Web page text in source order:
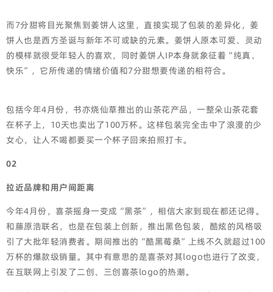
而7分甜将目光聚焦到姜饼人这里，直接实现了包装的差异化，姜
饼人也是西方圣诞与新年不可或缺的元素。姜饼人原本可爱、灵动
的模样就很受年轻人的喜欢，同时姜饼人IP本身就象征着“纯真、
快乐”，它所传递的情绪价值和7分甜想要传递的相符合。
包括今年4月份，书亦烧仙草推出的山茶花产品，一整朵山茶花套
在杯子上，10天也卖出了100万杯。这样包装完全击中了浪漫的少
女心，让人不喝都要买一个杯子回来拍照打卡。
02
拉近品牌和用户间距离
今年4月份，喜茶摇身一变成“黑茶”，相信大家到现在都还记得。
和藤原浩联名，也是在包装上创新，推出黑色包装，酷炫的风格吸
引了大批年轻消费者。期间推出的“酷黑莓桑”上线不久就超过100
万杯的爆款级销量。其中有意思的是喜茶对其logo也进行了改变，
在互联网上引发了二创、三创喜茶logo的热潮。